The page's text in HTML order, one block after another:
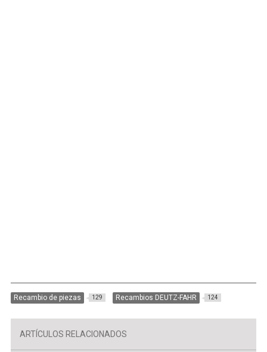
Recambio de piezas 129 Recambios DEUTZ-FAHR 124
ARTÍCULOS RELACIONADOS